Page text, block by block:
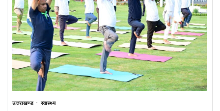
उत्तराखण्ड स्वास्थ्य